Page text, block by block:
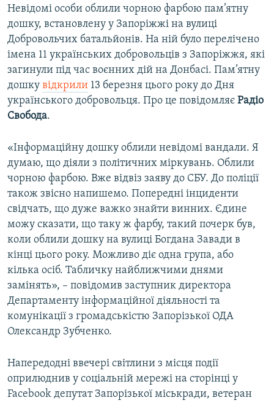
Усі сайти RFE/RL
Невідомі особи облили чорною фарбою пам’ятну
дошку, встановлену у Запоріжжі на вулиці
Добровольчих батальйонів. На ній було перелічено
імена 11 українських добровольців з Запоріжжя, які
загинули під час воєнних дій на Донбасі. Пам’ятну
дошку відкрили 13 березня цього року до Дня
українського добровольця. Про це повідомляє Радіо
Свобода.
«Інформаційну дошку облили невідомі вандали. Я
думаю, що діяли з політичних міркувань. Облили
чорною фарбою. Вже відвіз заяву до СБУ. До поліції
також звісно напишемо. Попередні інциденти
свідчать, що дуже важко знайти винних. Єдине
можу сказати, що таку ж фарбу, такий почерк був,
коли облили дошку на вулиці Богдана Завади в
кінці цього року. Можливо діє одна група, або
кілька осіб. Табличку найближчими днями
замінять», – повідомив заступник директора
Департаменту інформаційної діяльності та
комунікації з громадськістю Запорізької ОДА
Олександр Зубченко.
Напередодні ввечері світлини з місця події
оприлюднив у соціальній мережі на сторінці у
Facebook депутат Запорізької міськради, ветеран